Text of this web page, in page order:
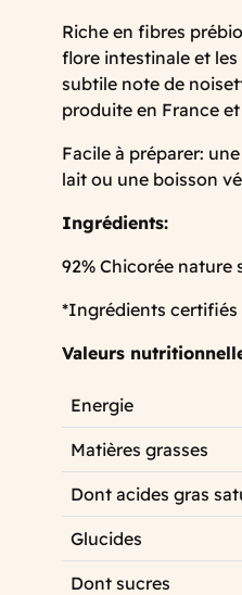
Riche en fibres
flore intestinale et
subtile note de
produite en France
Facile à préparer:
lait ou une boisson
Ingrédients:
92% Chicorée nature
*Ingrédients certifiés
Valeurs
Energie
Matières grasses
Dont acides gras
Glucides
Dont sucres